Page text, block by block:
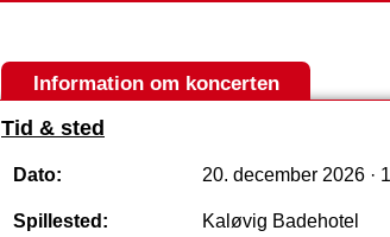
Information om koncerten
Tid & sted
Dato: 20. december 2026 ·
Spillested: Kaløvig Badehotel